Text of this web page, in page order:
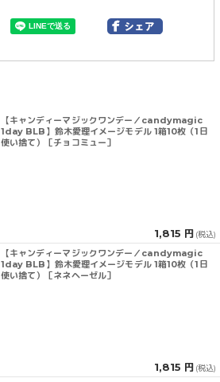
【キャンディーマジックワンデー／candymagic
1day BLB】鈴木愛理イメージモデル 1箱10枚（1日
使い捨て）［チョコミュー］
1,815 円 (税込)
【キャンディーマジックワンデー／candymagic
1day BLB】鈴木愛理イメージモデル 1箱10枚（1日
使い捨て）［ネネヘーゼル］
1,815 円 (税込)